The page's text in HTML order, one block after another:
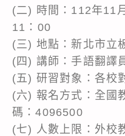
(二) 時間：112年11
11：00
(三) 地點：新北市立
(四) 講師：手語翻譯
(五) 研習對象：各校
(六) 報名方式：全國
碼：4096500
(七) 人數上限：外校